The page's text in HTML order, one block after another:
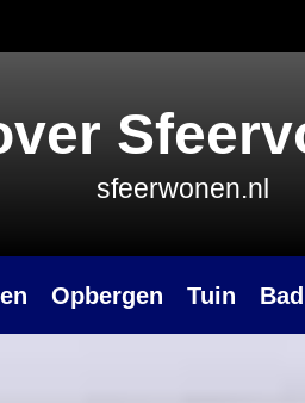
sfeerwonen.nl
Opbergen Tuin Bad